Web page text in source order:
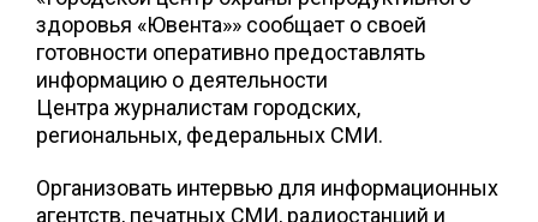
здоровья «Ювента»» сообщает о своей
готовности оперативно предоставлять
информацию о деятельности
Центра журналистам городских,
региональных, федеральных СМИ.
Организовать интервью для информационных
агентств, печатных СМИ, радиостанций и